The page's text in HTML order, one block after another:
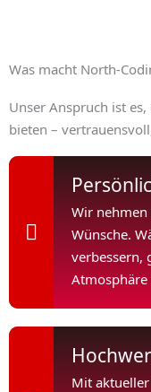
Was macht North-
Unser Anspruch ist
bieten –
Wir
Wünsche.
verbessern,
Mit